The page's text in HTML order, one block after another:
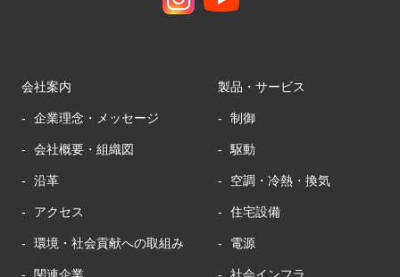
会社案内
企業理念・メッセージ
会社概要・組織図
沿革
アクセス
環境・社会貢献への取組み
関連企業
製品・サービス
制御
駆動
空調・冷熱・換気
住宅設備
電源
社会インフラ